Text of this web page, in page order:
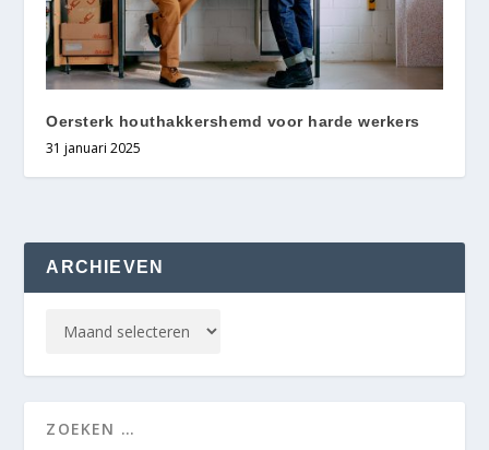
Oersterk houthakkershemd voor harde werkers
31 januari 2025
ARCHIEVEN